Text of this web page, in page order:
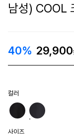
남성) COOL
40% 29,900
컬러
사이즈